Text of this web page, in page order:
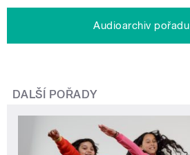
Audioarchiv pořadu
DALŠÍ POŘADY